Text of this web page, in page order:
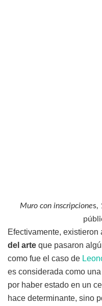
Muro con inscripciones,
Efectivamente, existieron
del arte que pasaron
como fue el caso de
es considerada como
por haber estado en un
hace determinante, sino